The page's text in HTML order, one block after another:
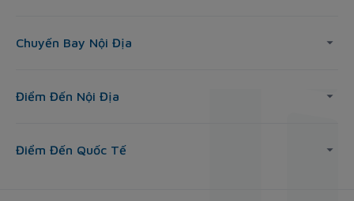
Chuyến Bay Nội Địa
Điểm Đến Nội Địa
Điểm Đến Quốc Tế